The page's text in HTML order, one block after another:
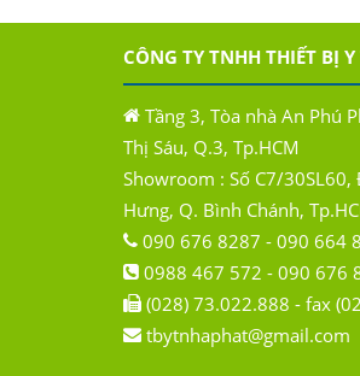
CÔNG TY TNHH THIẾT BỊ
Tầng 3, Tòa nhà An Phú
Thị Sáu, Q.3, Tp.HCM
Showroom : Số C7/
Hưng, Q. Bình Chánh,
090 676 8287 - 090 664
0988 467 572 - 090 676
(028) 73.022.888 - fax
tbytnhaphat@gmail.com